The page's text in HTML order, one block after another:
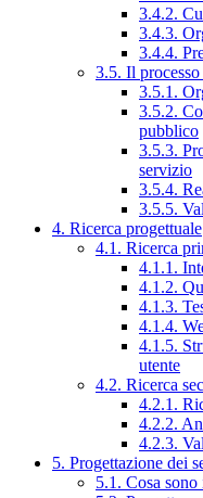
3.4.2.
3.4.3.
3.4.4.
3.5. Il
3.5.1.
3.5.2.
pubblico
3.5.3.
servizio
3.5.4.
3.5.5.
4. Ricerca progettuale
4.1. Ricerca
4.1.1.
4.1.2.
4.1.3.
4.1.4.
4.1.5.
utente
4.2. Ricerca
4.2.1.
4.2.2.
4.2.3.
5. Progettazione dei
5.1. Cosa